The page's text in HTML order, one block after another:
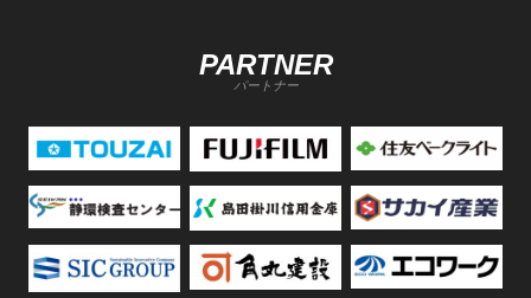
PARTNER
パートナー